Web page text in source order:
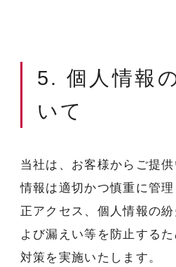
5. 個人情報
いて
当社は、お客様からご提
情報は適切かつ慎重に管
正アクセス、個人情報の
よび漏えい等を防止する
対策を実施いたします。